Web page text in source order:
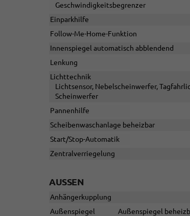
Geschwindigkeitsbegrenzer
Einparkhilfe
Follow-Me-Home-Funktion
Innenspiegel automatisch abblendend
Lenkung
Lichttechnik
Lichtsensor, Nebelscheinwerfer,
Scheinwerfer
Pannenhilfe
Scheibenwaschanlage beheizbar
Start/Stop-Automatik
Zentralverriegelung
AUSSEN
Anhängerkupplung
Außenspiegel
Außenspiegel